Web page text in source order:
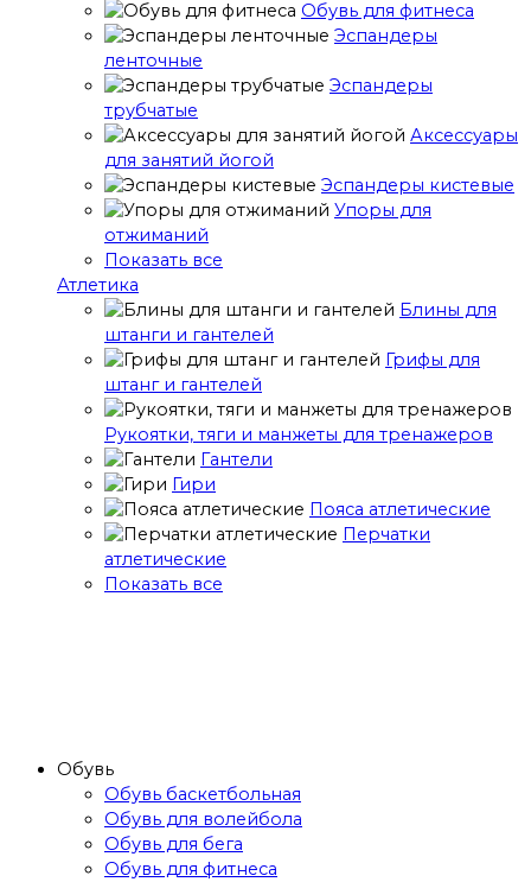
Обувь для фитнеса
Эспандеры
ленточные
Эспандеры
трубчатые
Аксессуары
для занятий йогой
Эспандеры кистевые
Упоры для
отжиманий
Показать все
Атлетика
Блины для
штанги и гантелей
Грифы для
штанг и гантелей
Рукоятки, тяги и манжеты для тренажеров
Гантели
Гири
Пояса атлетические
Перчатки
атлетические
Показать все
Обувь
Обувь баскетбольная
Обувь для волейбола
Обувь для бега
Обувь для фитнеса